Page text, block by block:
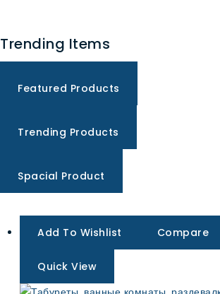
Trending Items
Featured Products
Trending Products
Spacial Product
Add To Wishlist Compare
Quick View